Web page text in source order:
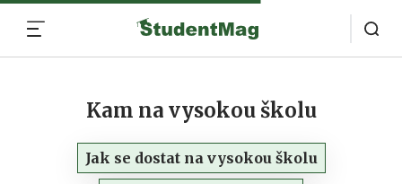
Kam na vysokou školu
Jak se dostat na vysokou školu